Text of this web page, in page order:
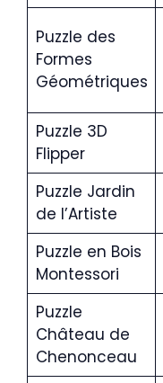
Puzzle des
Formes
Géométriques
Puzzle 3D
Flipper
Puzzle Jardin
de l’Artiste
Puzzle en Bois
Montessori
Puzzle
Château de
Chenonceau